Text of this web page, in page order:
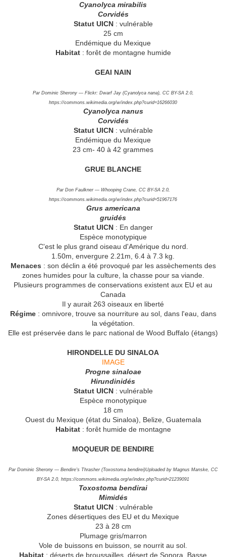
Cyanolyca mirabilis
Corvidés
Statut UICN: vulnérable
25 cm
Endémique du Mexique
Habitat: forêt de montagne humide
GEAI NAIN
Par Dominic Sherony — Flickr: Dwarf Jay (Cyanolyca nana), CC BY-SA 2.0,
https://commons.wikimedia.org/w/index.php?curid=16266030
Cyanolyca nanus
Corvidés
Statut UICN: vulnérable
Endémique du Mexique
23 cm- 40 à 42 grammes
GRUE BLANCHE
Par Don Faulkner — Whooping Crane, CC BY-SA 2.0,
https://commons.wikimedia.org/w/index.php?curid=51967176
Grus americana
gruidés
Statut UICN: En danger
Espèce monotypique
C'est le plus grand oiseau d'Amérique du nord.
1.50m, envergure 2.21m, 6.4 à 7.3 kg.
Menaces : son déclin a été provoqué par les assèchements des
zones humides pour la culture, la chasse pour sa viande.
Plusieurs programmes de conservations existent aux EU et au
Canada
Il y aurait 263 oiseaux en liberté
Régime : omnivore, trouve sa nourriture au sol, dans l'eau, dans
la végétation.
Elle est préservée dans le parc national de Wood Buffalo (étangs)
HIRONDELLE DU SINALOA
IMAGE
Progne sinaloae
Hirundinidés
Statut UICN: vulnérable
Espèce monotypique
18 cm
Ouest du Mexique (état du Sinaloa), Belize, Guatemala
Habitat: forêt humide de montagne
MOQUEUR DE BENDIRE
Par Dominic Sherony — Bendire's Thrasher (Toxostoma bendirei)Uploaded by Magnus Manske, CC
BY-SA 2.0, https://commons.wikimedia.org/w/index.php?curid=21239091
Toxostoma bendirai
Mimidés
Statut UICN: vulnérable
Zones désertiques des EU et du Mexique
23 à 28 cm
Plumage gris/marron
Vole de buissons en buisson, se nourrit au sol.
Habitat : déserts de broussailles, désert de Sonora, Basse